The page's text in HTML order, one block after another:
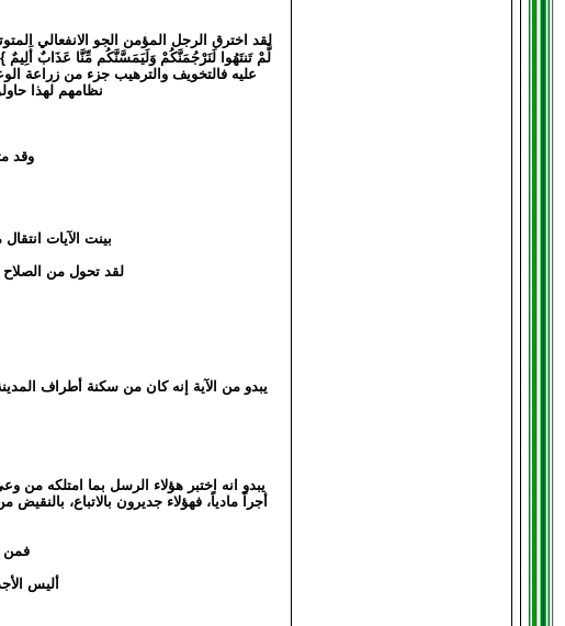
لقد اخترق الرجل المؤمن الجو الانفعالي
لَّمْ تَنتَهُوا لَنَرْجُمَنَّكُمْ وَلَيَمَسَّنَّكُم مِّنَّا عَذَابٌ
عليه فالتخويف والترهيب جزء من زراعة
نظامهم لهذا
وقد
بينت الآيات
لقد تحول من الصلاح
يبدو من الآية إنه كان من سكنة أطراف
يبدو انه اختبر هؤلاء الرسل بما امتلكه من
أجراً مادياً، فهؤلاء جديرون بالاتباع،
فمن
أليس